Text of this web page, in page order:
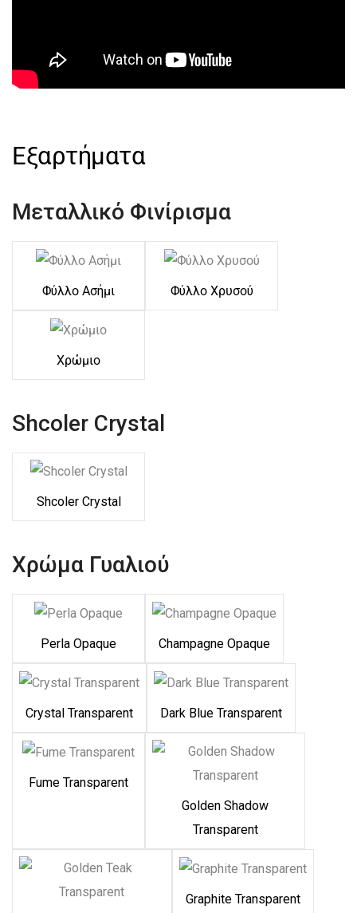
Εξαρτήματα
Μεταλλικό Φινίρισμα
Φύλλο Ασήμι Φύλλο Χρυσού
Χρώμιο
Shcoler Crystal
Shcoler Crystal
Χρώμα Γυαλιού
Perla Opaque Champagne Opaque
Crystal Transparent Dark Blue Transparent
Fume Transparent
Golden Shadow
Transparent
Graphite Transparent